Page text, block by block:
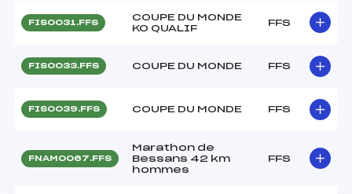
FIS0031.FFS
COUPE DU MONDE
KO QUALIF
FFS
FIS0033.FFS COUPE DU MONDE FFS
FIS0039.FFS COUPE DU MONDE FFS
FNAM0067.FFS
Marathon de
Bessans 42 km
hommes
FFS